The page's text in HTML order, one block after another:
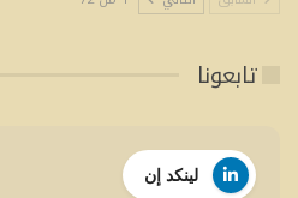
تابعونا
لينكد إن